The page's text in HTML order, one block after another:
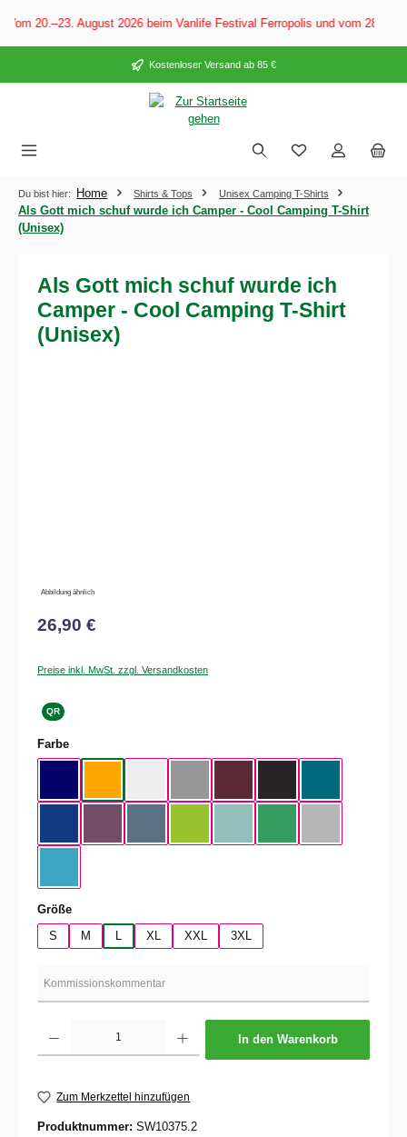
springen
20.–23. August 2026 beim Vanlife Festival Ferropolis und vom 28.
Kostenloser Versand ab 85 €
Du bist hier: Home Shirts & Tops Unisex Camping T-Shirts
Als Gott mich schuf wurde ich Camper - Cool Camping T-Shirt
(Unisex)
Als Gott mich schuf wurde ich
Camper - Cool Camping T-Shirt
(Unisex)
Abbildung ähnlich
26,90 €
Preise inkl. MwSt. zzgl. Versandkosten
QR
Farbeauswählen
Größeauswählen
S
M XL XXL 3XL
In den Warenkorb
Zum Merkzettel hinzufügen
Produktnummer: SW10375.2